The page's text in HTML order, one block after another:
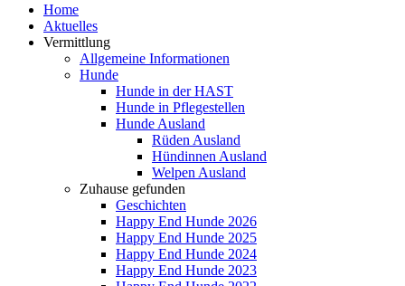
Home
Aktuelles
Vermittlung
Allgemeine Informationen
Hunde
Hunde in der HAST
Hunde in Pflegestellen
Hunde Ausland
Rüden Ausland
Hündinnen Ausland
Welpen Ausland
Zuhause gefunden
Geschichten
Happy End Hunde 2026
Happy End Hunde 2025
Happy End Hunde 2024
Happy End Hunde 2023